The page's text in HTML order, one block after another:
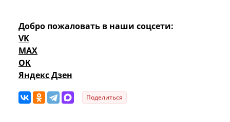
Добро пожаловать в наши соцсети:
VK
MAX
OK
Яндекс Дзен
Поделиться